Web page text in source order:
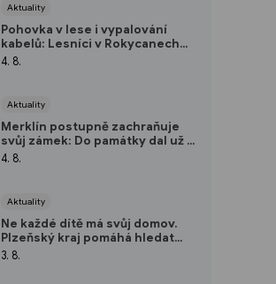
Aktuality
Pohovka v lese i vypalování
kabelů: Lesníci v Rokycanech
bojují s černými skládkami a
4. 8.
Aktuality
Merklín postupně zachraňuje
svůj zámek: Do památky dal už 25
milionů, v listopadu otevře nový
4. 8.
Aktuality
Ne každé dítě má svůj domov.
Plzeňský kraj pomáhá hledat
pěstouny
3. 8.